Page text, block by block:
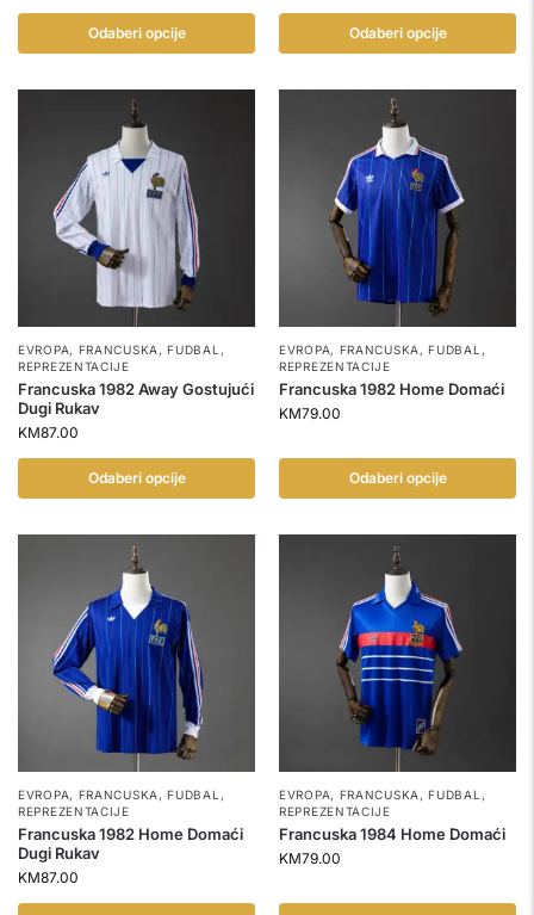
Odaberi opcije Odaberi opcije
EVROPA, FRANCUSKA ,FUDBAL ,
REPREZENTACIJE
Francuska 1982 Away Gostujući
Dugi Rukav
KM87.00
Odaberi opcije
EVROPA, FRANCUSKA ,FUDBAL ,
REPREZENTACIJE
Francuska 1982 Home Domaći
KM79.00
Odaberi opcije
EVROPA, FRANCUSKA ,FUDBAL ,
REPREZENTACIJE
Francuska 1982 Home Domaći
Dugi Rukav
KM87.00
EVROPA, FRANCUSKA ,FUDBAL ,
REPREZENTACIJE
Francuska 1984 Home Domaći
KM79.00